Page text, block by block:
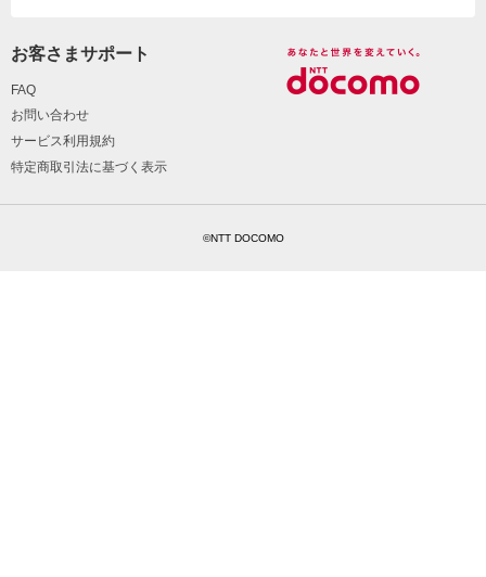
お客さまサポート
FAQ
お問い合わせ
サービス利用規約
特定商取引法に基づく表示
©NTT DOCOMO